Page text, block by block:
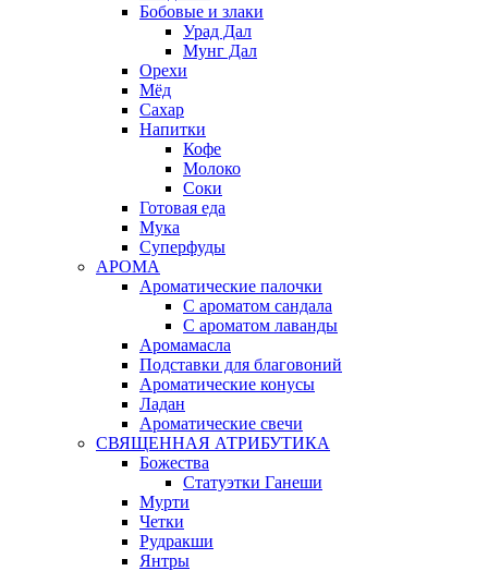
Бобовые и злаки
Урад Дал
Мунг Дал
Орехи
Мёд
Сахар
Напитки
Кофе
Молоко
Соки
Готовая еда
Мука
Суперфуды
АРОМА
Ароматические палочки
С ароматом сандала
С ароматом лаванды
Аромамасла
Подставки для благовоний
Ароматические конусы
Ладан
Ароматические свечи
СВЯЩЕННАЯ АТРИБУТИКА
Божества
Статуэтки Ганеши
Мурти
Четки
Рудракши
Янтры